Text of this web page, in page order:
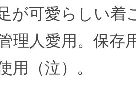
が可愛らしい着
理人愛用。保
用（泣）。